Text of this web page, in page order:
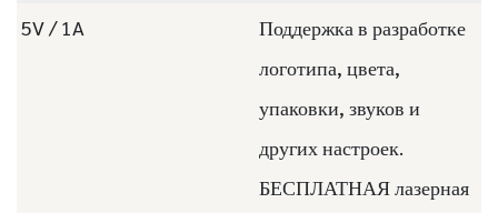
5V / 1A
Поддержка в разработке
логотипа, цвета,
упаковки, звуков и
других настроек.
БЕСПЛАТНАЯ лазерная